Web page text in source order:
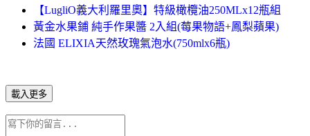
【LugliO義大利羅里奧】特級橄欖油250MLx12瓶組
黃金水果鋪 純手作果醬 2入組(莓果物語+鳳梨蘋果)
法國 ELIXIA天然玫瑰氣泡水(750mlx6瓶)
載入更多